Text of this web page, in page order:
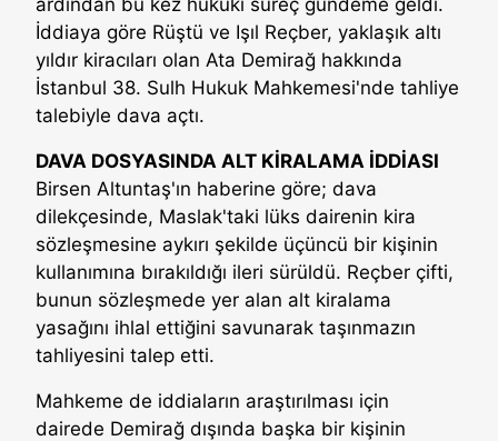
İddiaya göre Rüştü ve Işıl Reçber, yaklaşık altı
yıldır kiracıları olan Ata Demirağ hakkında
İstanbul 38. Sulh Hukuk Mahkemesi'nde tahliye
talebiyle dava açtı.
DAVA DOSYASINDA ALT KİRALAMA İDDİASI
Birsen Altuntaş'ın haberine göre; dava
dilekçesinde, Maslak'taki lüks dairenin kira
sözleşmesine aykırı şekilde üçüncü bir kişinin
kullanımına bırakıldığı ileri sürüldü. Reçber çifti,
bunun sözleşmede yer alan alt kiralama
yasağını ihlal ettiğini savunarak taşınmazın
tahliyesini talep etti.
Mahkeme de iddiaların araştırılması için
dairede Demirağ dışında başka bir kişinin